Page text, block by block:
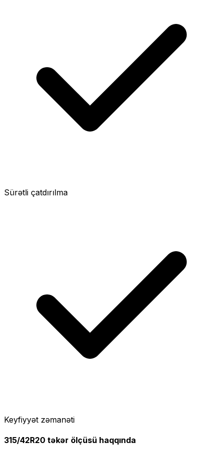
Sürətli çatdırılma
Keyfiyyət zəmanəti
315/42R20 təkər ölçüsü haqqında